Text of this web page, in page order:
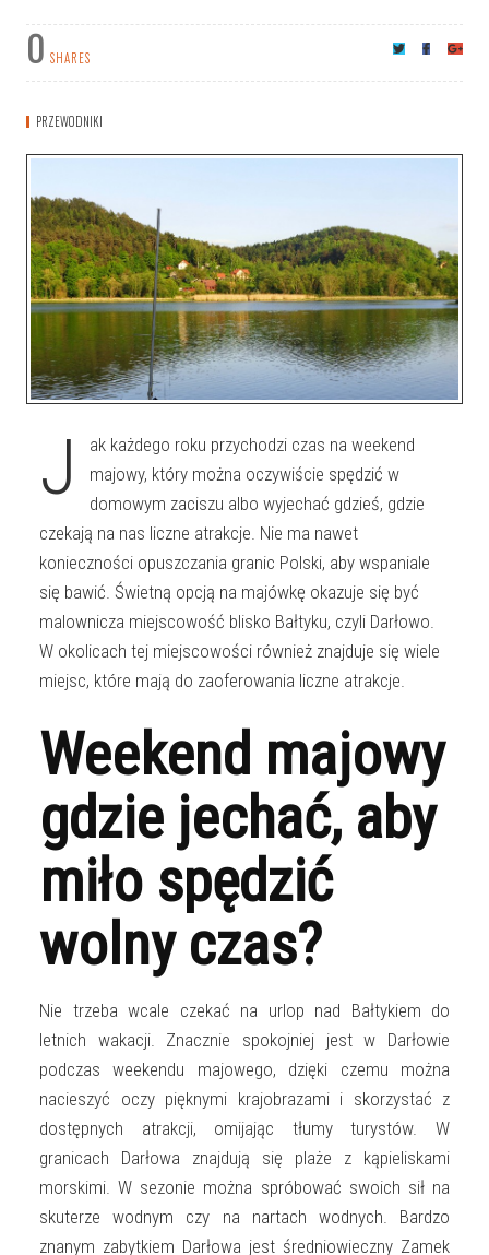
0 SHARES
PRZEWODNIKI
J
ak każdego roku przychodzi czas na weekend
majowy, który można oczywiście spędzić w
domowym zaciszu albo wyjechać gdzieś, gdzie
czekają na nas liczne atrakcje. Nie ma nawet
konieczności opuszczania granic Polski, aby wspaniale
się bawić. Świetną opcją na majówkę okazuje się być
malownicza miejscowość blisko Bałtyku, czyli Darłowo.
W okolicach tej miejscowości również znajduje się wiele
miejsc, które mają do zaoferowania liczne atrakcje.
Weekend majowy
gdzie jechać, aby
miło spędzić
wolny czas?
Nie trzeba wcale czekać na urlop nad Bałtykiem do
letnich wakacji. Znacznie spokojniej jest w Darłowie
podczas weekendu majowego, dzięki czemu można
nacieszyć oczy pięknymi krajobrazami i skorzystać z
dostępnych atrakcji, omijając tłumy turystów. W
granicach Darłowa znajdują się plaże z kąpieliskami
morskimi. W sezonie można spróbować swoich sił na
skuterze wodnym czy na nartach wodnych. Bardzo
znanym zabytkiem Darłowa jest średniowieczny Zamek